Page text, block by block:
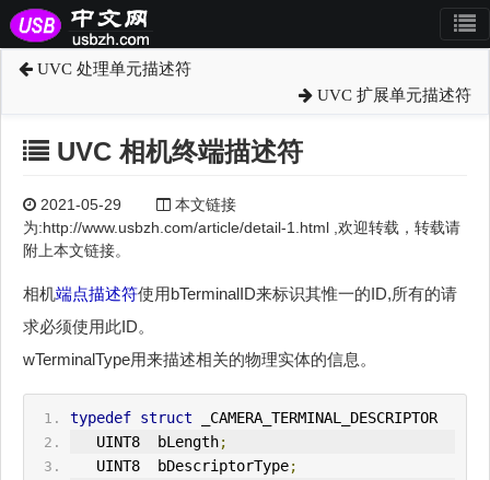
UVC 处理单元描述符
UVC 扩展单元描述符
UVC 相机终端描述符
2021-05-29
本文链接
为:http://www.usbzh.com/article/detail-1.html ,欢迎转载，转载请
附上本文链接。
相机端点描述符使用bTerminalID来标识其惟一的ID,所有的请
求必须使用此ID。
wTerminalType用来描述相关的物理实体的信息。
typedef struct _CAMERA_TERMINAL_DESCRIPTOR
   U
INT8  bLength;
   U
INT8  bDescriptorType;